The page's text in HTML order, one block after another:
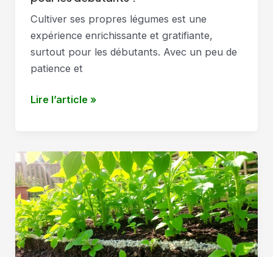
Cultiver ses propres légumes est une
expérience enrichissante et gratifiante,
surtout pour les débutants. Avec un peu de
patience et
Quels
faciles
à
cultiver
pour
les
débutants
?
Lire l’article »